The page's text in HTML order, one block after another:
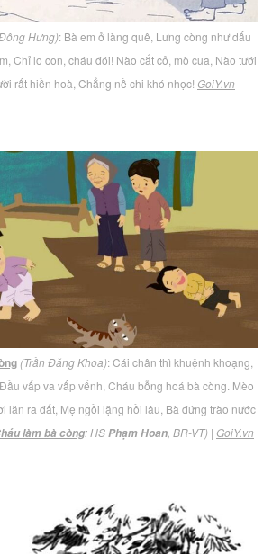
Hưng): Bà em ở làng quê, Lưng còng như dấu
Chỉ lo con, cháu đói! Nào cắt cỏ, mò cua, Nào tưới
rất hiền hoà, Chẳng nề chi khó nhọc! GoiY.vn
(Trần Đăng Khoa): Cái chân thì khuệnh khoạng,
vấp va vấp vểnh, Cháu bỗng hoá bà còng. Mèo
lăn ra đất, Mẹ ngồi lặng hồi lâu, Bà đứng trào nước
làm bà còng: HSPhạm Hoan , BR-VT) | GoiY.vn